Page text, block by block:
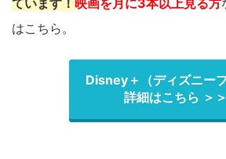
ています！ 映画を月に3本以上見る方
はこちら。
Disney＋（ディズニープ
詳細はこちら ＞＞